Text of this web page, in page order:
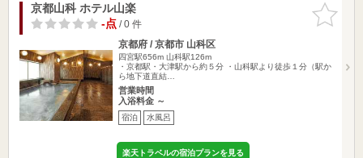
お気に入
りに追加
京都山科 ホテル山楽
-点/ 0 件
京都府 / 京都市 山科区
四宮駅656m 山科駅126m
・京都駅・大津駅から約５分 ・山科駅より徒歩１分（駅か
ら地下道直結…
営業時間
入浴料金 ～
宿泊 水風呂
楽天トラベルの宿泊プランを見る